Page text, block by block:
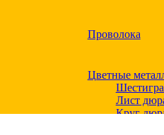
Проволока
Цветные
Лист
Круг